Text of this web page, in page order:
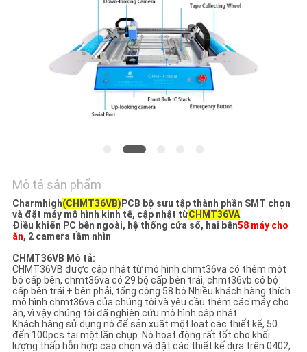
SƠ
ĐỒ
TRANG
WEB
CHÍNH
Mô tả sản phẩm
Charmhigh(CHMT36VB) PCB bộ sưu tập thành phần SMT chọn
và đặt máy mô hình kinh tế, cập nhật từCHMT36VA
Điều khiển PC bên ngoài, hệ thống cửa sổ, hai bên58 máy cho
ăn, 2 camera tầm nhìn
CHMT36VB Mô tả:
CHMT36VB được cập nhật từ mô hình chmt36va có thêm một
bộ cấp bên, chmt36va có 29 bộ cấp bên trái, chmt36vb có bộ
cấp bên trái + bên phải, tổng cộng 58 bộ.Nhiều khách hàng thích
mô hình chmt36va của chúng tôi và yêu cầu thêm các máy cho
ăn, vì vậy chúng tôi đã nghiên cứu mô hình cập nhật.
Khách hàng sử dụng nó để sản xuất một loạt các thiết kế, 50
đến 100pcs tại một lần chụp. Nó hoạt động rất tốt cho khối
lượng thấp hỗn hợp cao chọn và đặt các thiết kế dựa trên 0402,